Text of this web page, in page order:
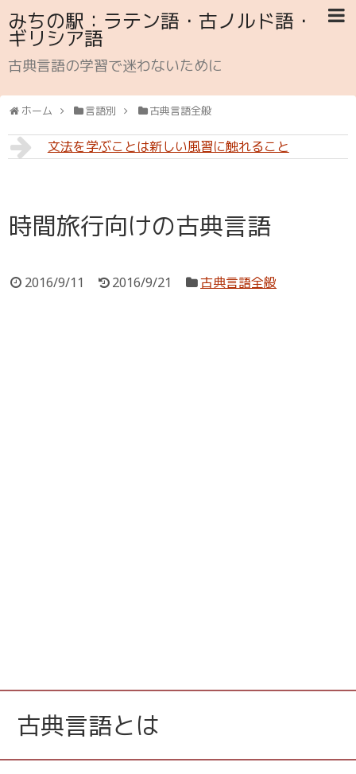
みちの駅：ラテン語・古ノルド語・
ギリシア語
古典言語の学習で迷わないために
ホーム 言語別 古典言語全般
文法を学ぶことは新しい風習に触れること
時間旅行向けの古典言語
2016/9/11 2016/9/21 古典言語全般
古典言語とは